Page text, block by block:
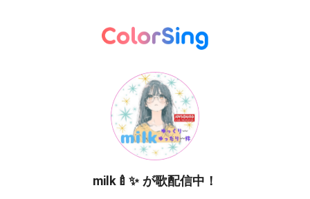
milk🍼✨ が歌配信中！